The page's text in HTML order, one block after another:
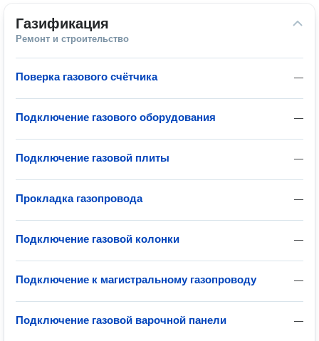
Газификация
Ремонт и строительство
—
Поверка газового счётчика
—
Подключение газового оборудования
—
Подключение газовой плиты
—
Прокладка газопровода
—
Подключение газовой колонки
—
Подключение к магистральному газопроводу
—
Подключение газовой варочной панели